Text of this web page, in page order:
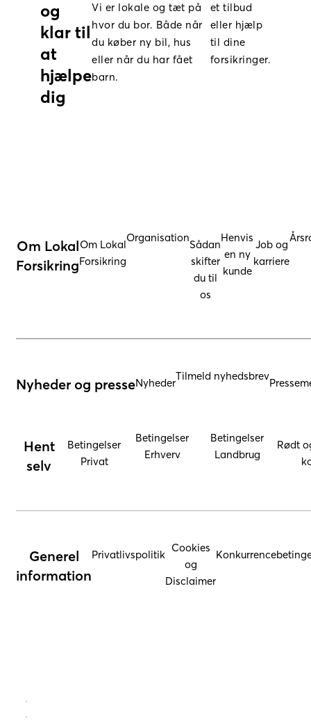
og
klar til
at
hjælpe
dig
Vi er lokale og tæt på
hvor du bor. Både når
du køber ny bil, hus
eller når du har fået
barn.
et tilbud
eller hjælp
til dine
forsikringer.
Om Lokal
Forsikring
Om Lokal
Forsikring
Organisation
Sådan
skifter
du til
os
Henvis
en ny
kunde
Job og
karriere
Nyheder og presseNyheder
Tilmeld nyhedsbrev
Hent
selv
Betingelser
Privat
Betingelser
Erhverv
Betingelser
Landbrug
Rødt
Generel
information
Privatlivspolitik
Cookies
og
Disclaimer